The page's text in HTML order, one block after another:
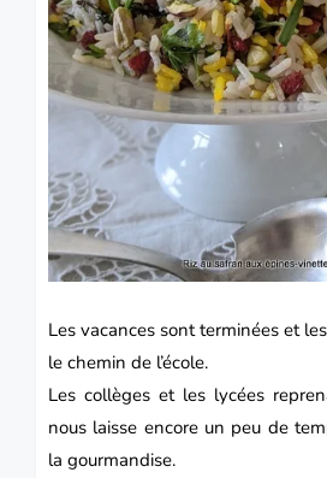
Les vacances sont terminées et
le chemin de l’école.
Les collèges et les lycées
nous laisse encore un peu de
la gourmandise.